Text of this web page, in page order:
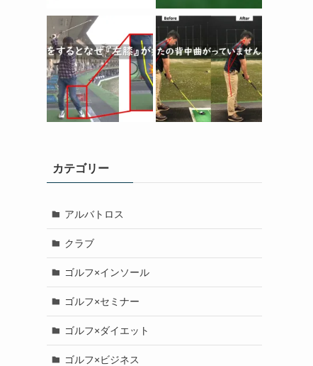
カテゴリー
アルバトロス
クラブ
ゴルフ×インソール
ゴルフ×セミナー
ゴルフ×ダイエット
ゴルフ×ビジネス